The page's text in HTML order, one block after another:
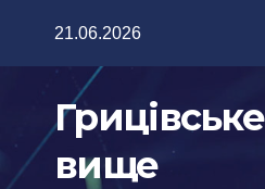
21.06.2026
Грицівське
вище